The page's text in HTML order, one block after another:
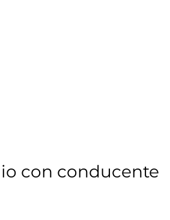
con conducente